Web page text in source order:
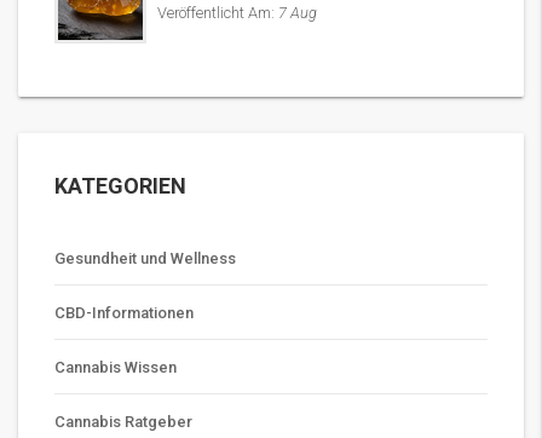
Veröffentlicht Am: 7 Aug
KATEGORIEN
Gesundheit und Wellness
CBD-Informationen
Cannabis Wissen
Cannabis Ratgeber